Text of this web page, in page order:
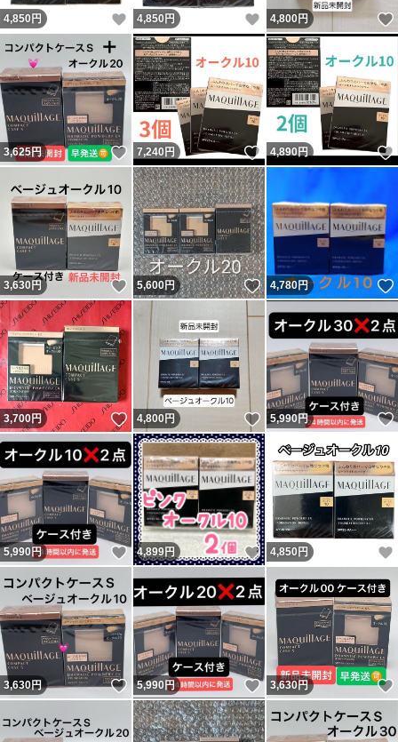
4,850 円 いいね！
4,850 円 いいね！
4,800円
3,625円 いいね！
7,240 円 いいね！
4,890 円
3,630円 いいね！
5,600円 いいね！
4,780円
3,700円 いいね！
4,800円 いいね！
5,990円
5,990円 いいね！
4,899円 いいね！
4,850 円
3,630円 いいね！
5,990円 いいね！
3,630円